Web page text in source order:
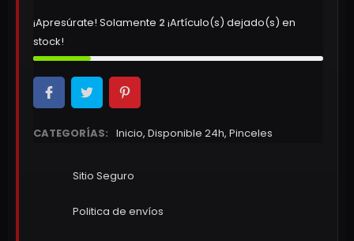
¡Apresúrate! Solamente 2 ¡Artículo(s) dejado(s) en
stock!
CATEGORÍAS: Inicio, Disponible 24h, Pinceles
Sitio Seguro
Politica de envíos